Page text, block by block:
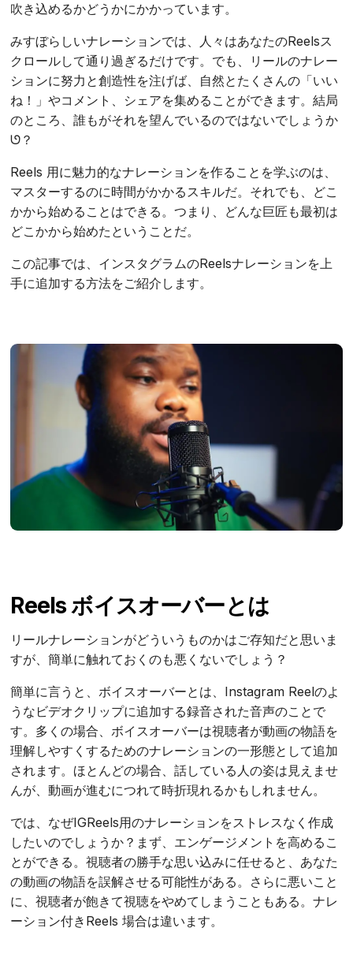
吹き込めるかどうかにかかっています。
みすぼらしいナレーションでは、人々はあなたのReelsス
クロールして通り過ぎるだけです。でも、リールのナレー
ションに努力と創造性を注げば、自然とたくさんの「いい
ね！」やコメント、シェアを集めることができます。結局
のところ、誰もがそれを望んでいるのではないでしょうか
ᘎ？
Reels 用に魅力的なナレーションを作ることを学ぶのは、
マスターするのに時間がかかるスキルだ。それでも、どこ
かから始めることはできる。つまり、どんな巨匠も最初は
どこかから始めたということだ。
この記事では、インスタグラムのReelsナレーションを上
手に追加する方法をご紹介します。
Reels ボイスオーバーとは
リールナレーションがどういうものかはご存知だと思いま
すが、簡単に触れておくのも悪くないでしょう？
簡単に言うと、ボイスオーバーとは、Instagram Reelのよ
うなビデオクリップに追加する録音された音声のことで
す。多くの場合、ボイスオーバーは視聴者が動画の物語を
理解しやすくするためのナレーションの一形態として追加
されます。ほとんどの場合、話している人の姿は見えませ
んが、動画が進むにつれて時折現れるかもしれません。
では、なぜIGReels用のナレーションをストレスなく作成
したいのでしょうか？まず、エンゲージメントを高めるこ
とができる。視聴者の勝手な思い込みに任せると、あなた
の動画の物語を誤解させる可能性がある。さらに悪いこと
に、視聴者が飽きて視聴をやめてしまうこともある。ナレ
ーション付きReels 場合は違います。